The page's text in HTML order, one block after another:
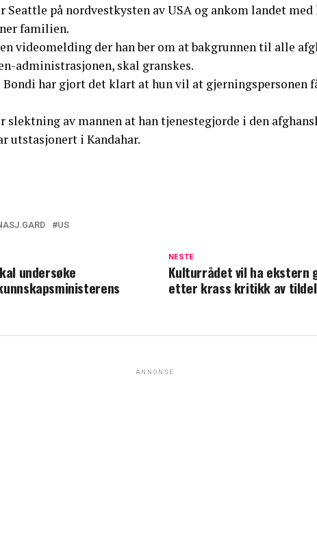
Seattle på nordvestkysten av USA og ankom landet med
familien.
videomelding der han ber om at bakgrunnen til alle
administrasjonen, skal granskes.
har gjort det klart at hun vil at gjerningspersonen
slektning av mannen at han tjenestegjorde i den
utstasjonert i Kandahar.
US
NESTE
Kulturrådet vil ha ekstern
etter krass kritikk av
undersøke
ANNONSE